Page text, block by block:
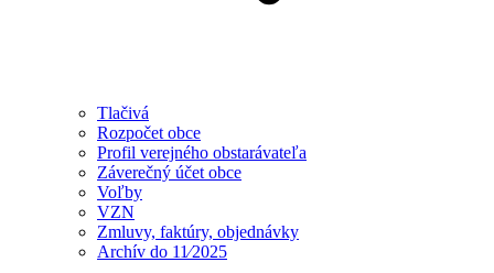
Tlačivá
Rozpočet obce
Profil verejného obstarávateľa
Záverečný účet obce
Voľby
VZN
Zmluvy, faktúry, objednávky
Archív do 11⁄2025